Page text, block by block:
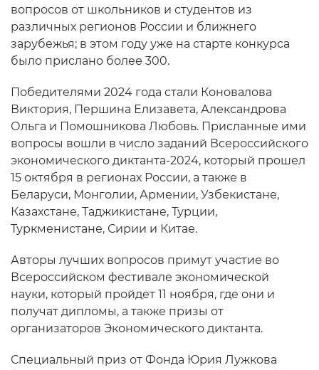
вопросов от школьников и студентов из
различных регионов России и ближнего
зарубежья; в этом году уже на старте конкурса
было прислано более 300.
Победителями 2024 года стали Коновалова
Виктория, Першина Елизавета, Александрова
Ольга и Помошникова Любовь. Присланные ими
вопросы вошли в число заданий Всероссийского
экономического диктанта-2024, который прошел
15 октября в регионах России, а также в
Беларуси, Монголии, Армении, Узбекистане,
Казахстане, Таджикистане, Турции,
Туркменистане, Сирии и Китае.
Авторы лучших вопросов примут участие во
Всероссийском фестивале экономической
науки, который пройдет 11 ноября, где они и
получат дипломы, а также призы от
организаторов Экономического диктанта.
Специальный приз от Фонда Юрия Лужкова